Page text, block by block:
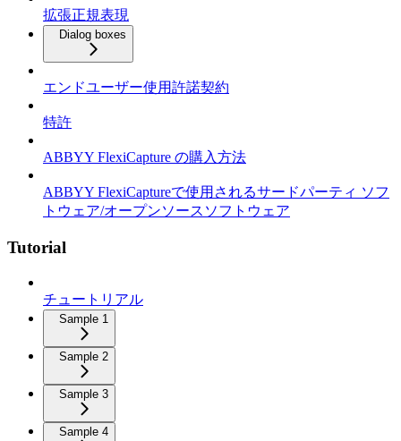
拡張正規表現
Dialog boxes
エンドユーザー使用許諾契約
特許
ABBYY FlexiCapture の購入方法
ABBYY FlexiCaptureで使用されるサードパーティ ソフ
トウェア/オープンソースソフトウェア
Tutorial
チュートリアル
Sample 1
Sample 2
Sample 3
Sample 4